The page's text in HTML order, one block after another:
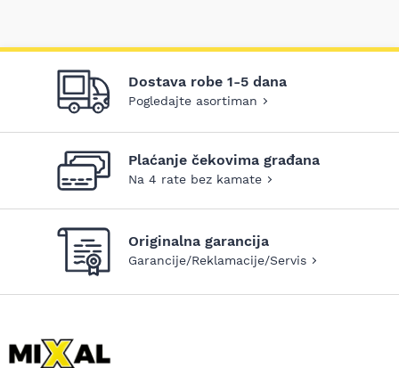
Dostava robe 1-5 dana
Pogledajte asortiman
Plaćanje čekovima građana
Na 4 rate bez kamate
Originalna garancija
Garancije/Reklamacije/Servis